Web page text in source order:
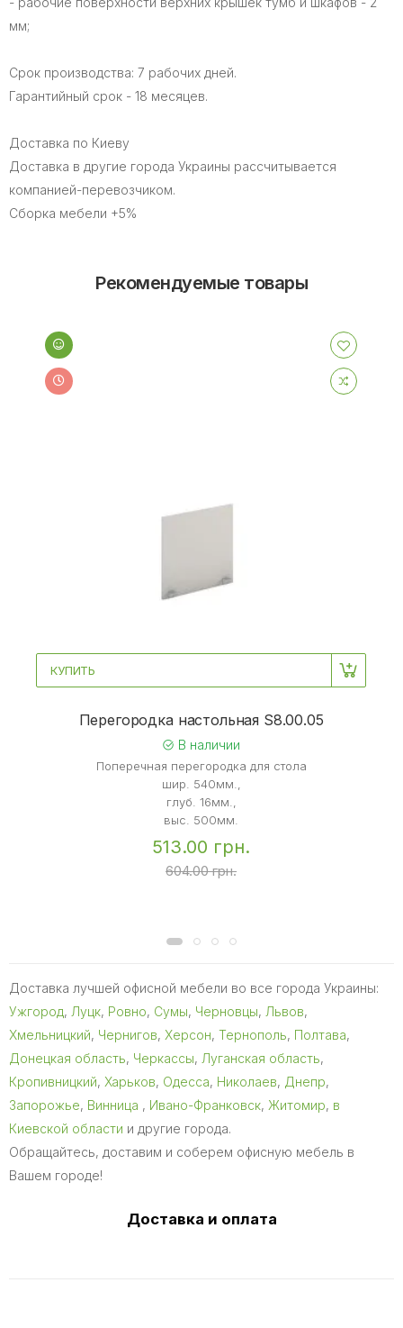
мм;
Срок производства: 7 рабочих дней.
Гарантийный срок - 18 месяцев.
Доставка по Киеву
Доставка в другие города Украины рассчитывается
компанией-перевозчиком.
Сборка мебели +5%
Рекомендуемые товары
КУПИТЬ
Перегородка настольная S8.00.05
В наличии
Поперечная перегородка для стола
шир. 540мм.,
глуб. 16мм.,
выс. 500мм.
513.00 грн.
604.00 грн.
Доставка лучшей офисной мебели во все города Украины:
Ужгород, Луцк, Ровно, Сумы, Черновцы, Львов,
Хмельницкий, Чернигов, Херсон, Тернополь, Полтава,
Донецкая область, Черкассы, Луганская область,
Кропивницкий, Харьков, Одесса, Николаев, Днепр,
Запорожье, Винница , Ивано-Франковск, Житомир, в
Киевской области и другие города.
Обращайтесь, доставим и соберем офисную мебель в
Вашем городе!
Доставка и оплата